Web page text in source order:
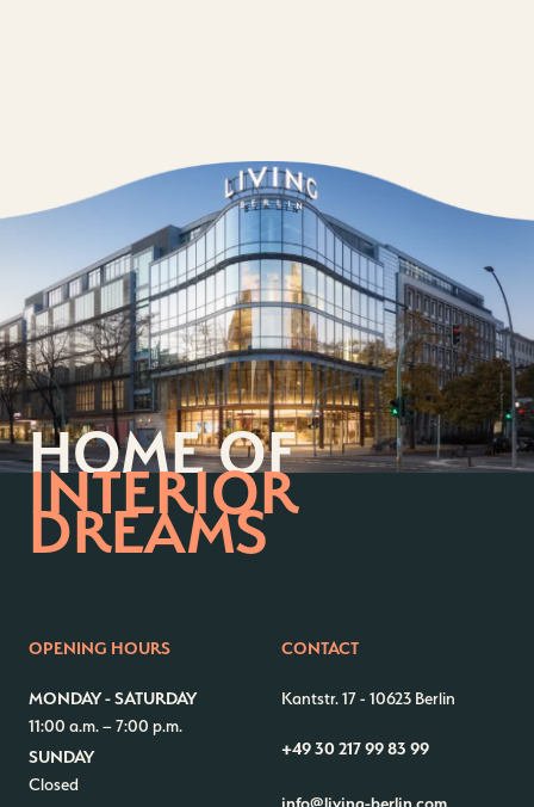
Jobs
Wedding Planner
Store plan
Directions & Parking
Sustainability
Rental
ALICE Rooftop & Garden
Newsletter
Kantstr. 17
–
10623Berlin
HOME OF
INTERIOR
DREAMS
OPENING HOURS
MONDAY - SATURDAY
11:00 a.m. – 7:00 p.m.
SUNDAY
Closed
CONTACT
Kantstr. 17- 10623 Berlin
+49 30 217 99 83 99